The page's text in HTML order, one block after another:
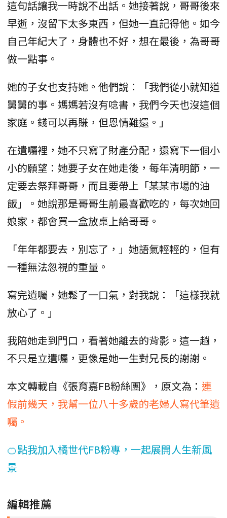
這句話讓我一時說不出話。她接著說，哥哥後來
早逝，沒留下太多東西，但她一直記得他。如今
自己年紀大了，身體也不好，想在最後，為哥哥
做一點事。
她的子女也支持她。他們說：「我們從小就知道
舅舅的事。媽媽若沒有唸書，我們今天也沒這個
家庭。錢可以再賺，但恩情難還。」
在遺囑裡，她不只寫了財產分配，還寫下一個小
小的願望：她要子女在她走後，每年清明節，一
定要去祭拜哥哥，而且要帶上「某某市場的油
飯」。她說那是哥哥生前最喜歡吃的，每次她回
娘家，都會買一盒放桌上給哥哥。
「年年都要去，別忘了，」她語氣輕輕的，但有
一種無法忽視的重量。
寫完遺囑，她鬆了一口氣，對我說：「這樣我就
放心了。」
我陪她走到門口，看著她離去的背影。這一趟，
不只是立遺囑，更像是她一生對兄長的謝謝。
本文轉載自《張育嘉FB粉絲團》，原文為： 連
假前幾天，我幫一位八十多歲的老婦人寫代筆遺
囑。
🍊點我加入橘世代FB粉專，一起展開人生新風
景
編輯推薦